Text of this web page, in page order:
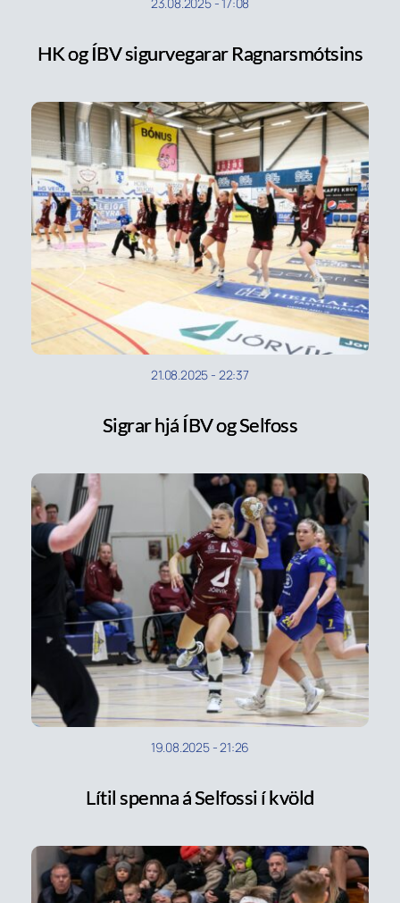
HK og ÍBV sigurvegarar Ragnarsmótsins
21.08.2025 - 22:37
Sigrar hjá ÍBV og Selfoss
19.08.2025-21:26
Lítil spenna á Selfossi í kvöld